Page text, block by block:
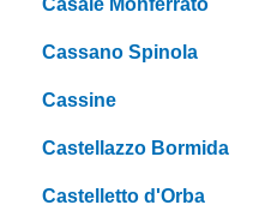
Casale Monferrato
Cassano Spinola
Cassine
Castellazzo Bormida
Castelletto d'Orba